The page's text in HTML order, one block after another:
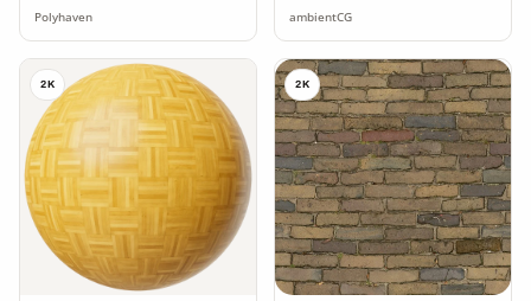
Polyhaven ambientCG
2K 2K